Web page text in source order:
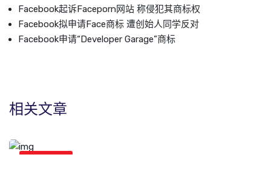
Facebook起诉Faceporn网站 称侵犯其商标权
Facebook拟申请Face商标 遭创始人同学反对
Facebook申请“Developer Garage”商标
相关文章